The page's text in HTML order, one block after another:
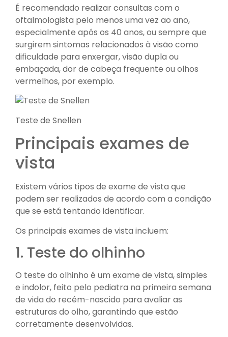
É recomendado realizar consultas com o
oftalmologista pelo menos uma vez ao ano,
especialmente após os 40 anos, ou sempre que
surgirem sintomas relacionados à visão como
dificuldade para enxergar, visão dupla ou
embaçada, dor de cabeça frequente ou olhos
vermelhos, por exemplo.
Teste de Snellen
Principais exames de
vista
Existem vários tipos de exame de vista que
podem ser realizados de acordo com a condição
que se está tentando identificar.
Os principais exames de vista incluem:
1. Teste do olhinho
O teste do olhinho é um exame de vista, simples
e indolor, feito pelo pediatra na primeira semana
de vida do recém-nascido para avaliar as
estruturas do olho, garantindo que estão
corretamente desenvolvidas.